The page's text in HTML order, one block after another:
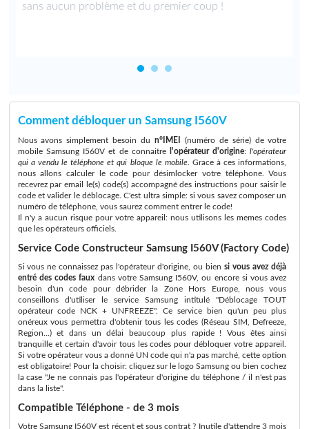
sans aucun problème et du premier coup !
Comment débloquer un Samsung I560V
Nous avons simplement besoin du n°IMEI
(numéro de série) de votre
mobile Samsung I560V et de connaitre
l'opérateur d'origine:l'opérateur
qui a vendu le téléphone et qui bloque le mobile. Grace à ces informations,
nous allons calculer le code pour désimlocker votre téléphone. Vous
recevrez par email le(s) code(s) accompagné des instructions pour saisir le
code et valider le déblocage. C'est ultra simple: si vous savez composer un
numéro de téléphone, vous saurez comment entrer le code!
Il n'y a aucun risque pour votre appareil: nous utilisons les memes codes
que les opérateurs officiels.
Service Code Constructeur Samsung I560V (Factory Code)
Si vous ne connaissez pas l'opérateur d'origine, ou bien si vous avez déjà
entré des codes faux dans votre Samsung I560V, ou encore si vous avez
besoin d'un code pour débrider la Zone Hors Europe, nous vous
conseillons d'utiliser le service Samsung intitulé "Déblocage TOUT
opérateur code NCK + UNFREEZE". Ce service bien qu'un peu plus
onéreux vous permettra d'obtenir tous les codes (Réseau SIM, Defreeze,
Region...) et dans un délai beaucoup plus rapide ! Vous êtes ainsi
tranquille et certain d'avoir tous les codes pour débloquer votre appareil.
Si votre opérateur vous a donné UN code qui n'a pas marché, cette option
est obligatoire! Pour la choisir: cliquez sur le logo Samsung ou bien cochez
la case "Je ne connais pas l'opérateur d'origine du téléphone / il n'est pas
dans la liste".
Compatible Téléphone - de 3 mois
Votre Samsung I560V est récent et sous contrat ? Inutile d'attendre 3 mois